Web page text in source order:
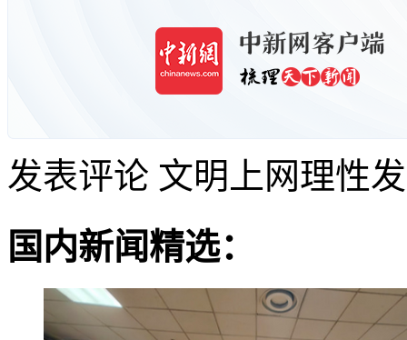
发表评论 文明上网理性
国内新闻精选：